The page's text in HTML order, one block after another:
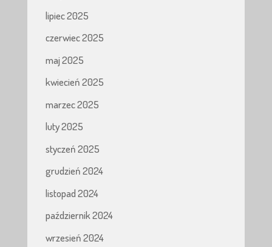
lipiec 2025
czerwiec 2025
maj 2025
kwiecień 2025
marzec 2025
luty 2025
styczeń 2025
grudzień 2024
listopad 2024
październik 2024
wrzesień 2024